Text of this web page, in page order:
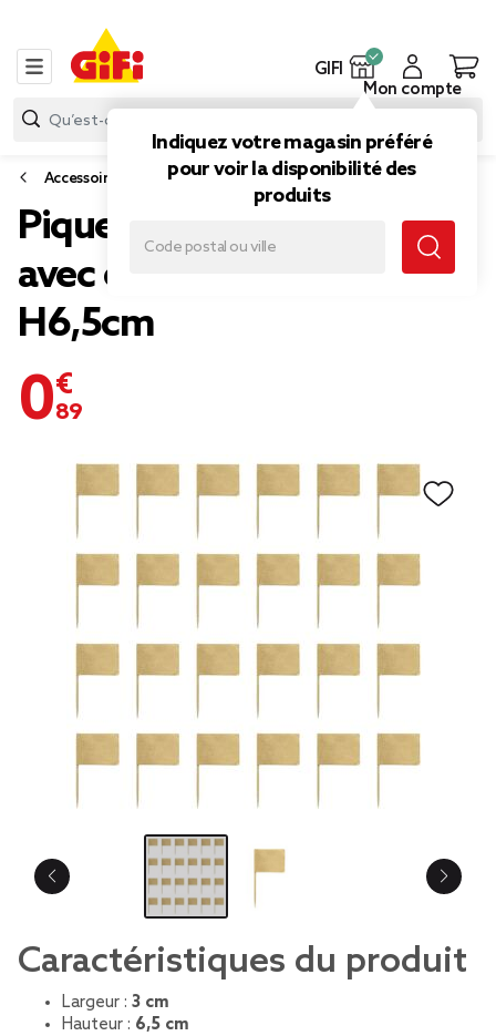
GIFI
Indiquez votre magasin préféré
pour voir la disponibilité des
produits
Mon compte
Accessoires vin, cocktail et apéritif
Pique apéritif bambou x24
avec étiquettes latérales
H6,5cm
0,89 €
Caractéristiques du produit
Largeur : 3 cm
Hauteur : 6,5 cm